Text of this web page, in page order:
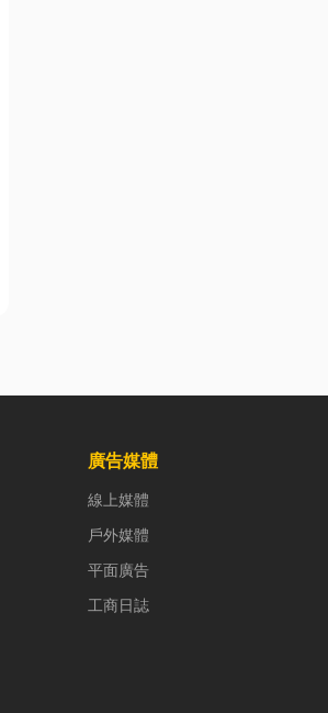
廣告媒體
線上媒體
戶外媒體
平面廣告
工商日誌